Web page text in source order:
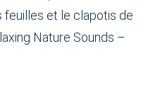
feuilles et le clapotis de
Nature Sounds –